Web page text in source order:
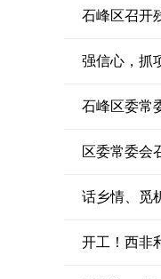
石峰区召开
强信心，抓
石峰区委常
区委常委会
话乡情、觅
开工！西非